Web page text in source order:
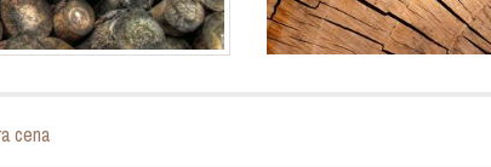
cena